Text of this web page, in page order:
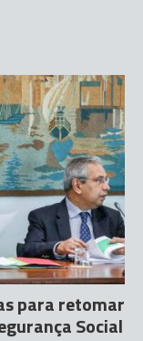
para retomar
Social